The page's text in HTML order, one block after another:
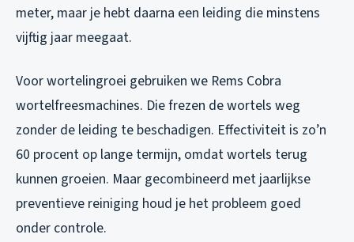
meter, maar je hebt daarna een leiding die minstens
vijftig jaar meegaat.
Voor wortelingroei gebruiken we Rems Cobra
wortelfreesmachines. Die frezen de wortels weg
zonder de leiding te beschadigen. Effectiviteit is zo’n
60 procent op lange termijn, omdat wortels terug
kunnen groeien. Maar gecombineerd met jaarlijkse
preventieve reiniging houd je het probleem goed
onder controle.